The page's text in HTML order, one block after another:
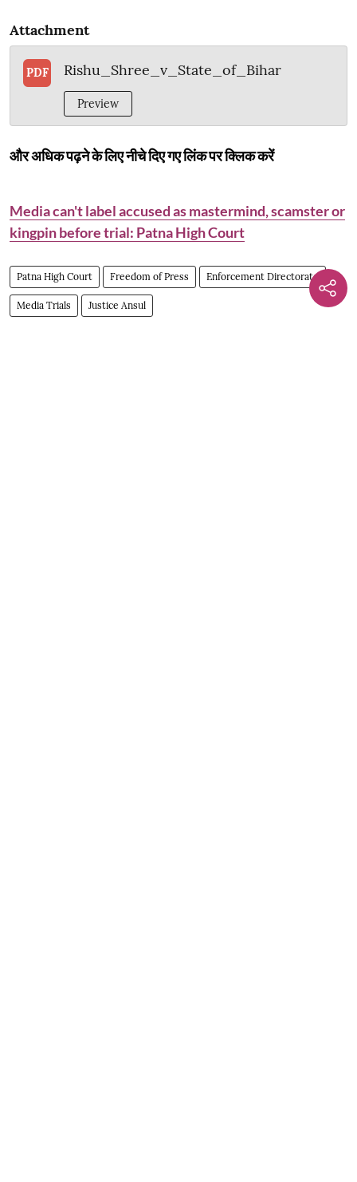
Attachment
PDF Rishu_Shree_v_State_of_Bihar
Preview
और अधिक पढ़ने के लिए नीचे दिए गए लिंक पर क्लिक करें
Media can't label accused as mastermind, scamster or
kingpin before trial: Patna High Court
Patna High Court Freedom of Press Enforcement Directorate
Media Trials Justice Ansul